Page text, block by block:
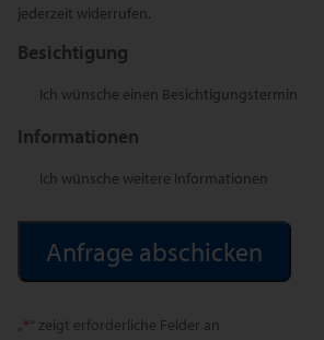
„*“ zeigt erforderliche Felder an
jederzeit widerrufen.
Besichtigung
Ich wünsche einen Besichtigungstermin
Informationen
Ich wünsche weitere Informationen